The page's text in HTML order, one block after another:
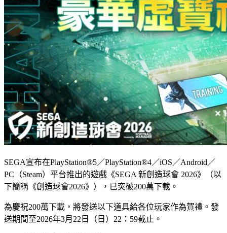
SEGA宣布在PlayStation®5／PlayStation®4／iOS／Android／
PC（Steam）平台推出的遊戲《SEGA 新創造球會 2026》（以
下簡稱《創造球會2026》），已突破200萬下載。
為慶祝200萬下載，將發送以下道具給各位玩家作為賀禮。發
送期間至2026年3月22日（日）22：59截止。